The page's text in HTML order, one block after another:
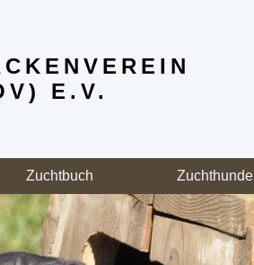
E.V.
Zuchtbuch Zuchthunde